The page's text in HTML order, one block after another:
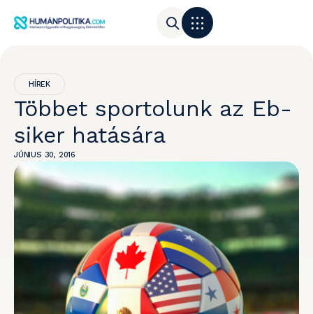
HÍREK
Többet sportolunk az Eb-
siker hatására
JÚNIUS 30, 2016